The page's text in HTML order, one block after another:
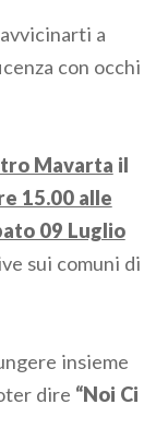
a
con occhi
Mavarta il
15.00 alle
09 Luglio
sui comuni di
insieme
dire “Noi Ci